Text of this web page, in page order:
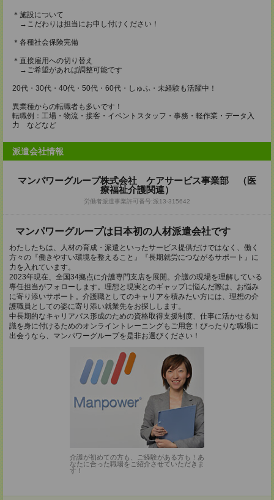
＊施設について
→こだわりは担当にお申し付けください！
＊各種社会保険完備
＊直接雇用への切り替え
→ご希望があれば調整可能です
20代・30代・40代・50代・60代・しゅふ・未経験も活躍中！
異業種からの転職者も多いです！
転職例：工場・物流・接客・イベントスタッフ・事務・軽作業・データ入
力 などなど
派遣会社情報
マンパワーグループ株式会社 ケアサービス事業部 （医
療福祉介護関連）
労働者派遣事業許可番号:派13-315642
マンパワーグループは日本初の人材派遣会社です
わたしたちは、人材の育成・派遣といったサービス提供だけではなく、働く
方々の『働きやすい環境を整えること』『長期就労につながるサポート』に
力を入れています。
2023年現在、全国34拠点に介護専門支店を展開。介護の現場を理解している
専任担当がフォローします。理想と現実とのギャップに悩んだ際は、お悩み
に寄り添いサポート。介護職としてのキャリアを積みたい方には、理想の介
護職員としての姿に寄り添い就業先をお探しします。
中長期的なキャリアパス形成のための資格取得支援制度、仕事に活かせる知
識を身に付けるためのオンライントレーニングもご用意！ぴったりな職場に
出会うなら、マンパワーグループを是非お選びください！
介護が初めての方も、ご経験がある方も！あ
なたに合った職場をご紹介させていただきま
す！